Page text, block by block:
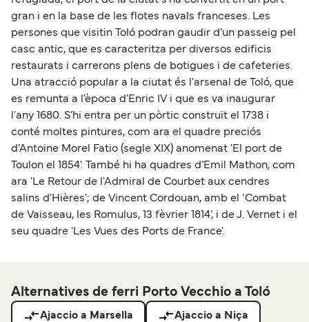
gran i en la base de les flotes navals franceses. Les
persones que visitin Toló podran gaudir d’un passeig pel
casc antic, que es caracteritza per diversos edificis
restaurats i carrerons plens de botigues i de cafeteries.
Una atracció popular a la ciutat és l'arsenal de Toló, que
es remunta a l'època d'Enric IV i que es va inaugurar
l'any 1680. S’hi entra per un pòrtic construït el 1738 i
conté moltes pintures, com ara el quadre preciós
d’Antoine Morel Fatio (segle XIX) anomenat 'El port de
Toulon el 1854'. També hi ha quadres d’Emil Mathon, com
ara 'Le Retour de l'Admiral de Courbet aux cendres
salins d'Hières'; de Vincent Cordouan, amb el ‘Combat
de Vaisseau, les Romulus, 13 fèvrier 1814’, i de J. Vernet i el
seu quadre 'Les Vues des Ports de France'.
Alternatives de ferri Porto Vecchio a Toló
Ajaccio a Marsella Ajaccio a Niça